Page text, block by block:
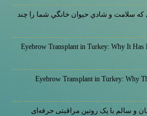
سلامت و شادي حيوان خانگي شما را چند
Eyebrow Transplant in Turkey: Why It Has
Eyebrow Transplant in Turkey: Why
و سالم با یک روتین مراقبتی حرفه‌ای